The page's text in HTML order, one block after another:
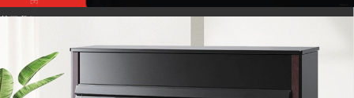
关于我们
联系我们